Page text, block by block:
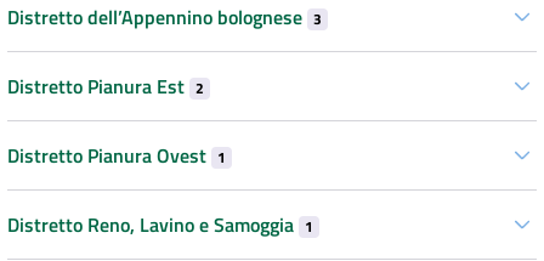
Distretto dell’Appennino bolognese 3
Distretto Pianura Est 2
Distretto Pianura Ovest 1
Distretto Reno, Lavino e Samoggia 1